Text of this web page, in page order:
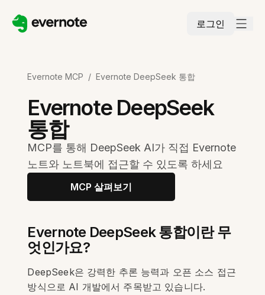
로그인
Evernote MCP / Evernote DeepSeek 통합
Evernote DeepSeek
통합
MCP를 통해 DeepSeek AI가 직접 Evernote
노트와 노트북에 접근할 수 있도록 하세요
MCP 살펴보기
Evernote DeepSeek 통합이란 무
엇인가요?
DeepSeek은 강력한 추론 능력과 오픈 소스 접근
방식으로 AI 개발에서 주목받고 있습니다.